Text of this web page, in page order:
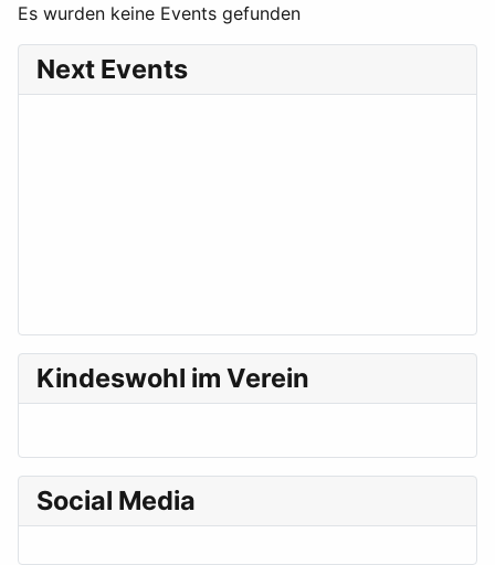
Es wurden keine Events gefunden
Next Events
Kindeswohl im Verein
Social Media